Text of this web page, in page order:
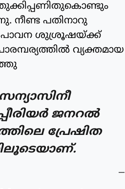
നീണ്ട പതിനാറു
പാവന ശുശ്രൂഷയ്ക്ക്
വ്യക്തമായ
ജനറൽ
പ്രേഷിത